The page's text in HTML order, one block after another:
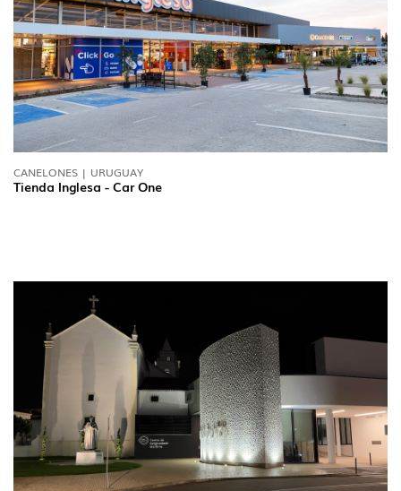
INFORMAÇÃO LEGAL
A EXPORLUX
NOTÍCIAS
CONTACTOS
DENÚNCIAS
CANELONES | URUGUAY
Tienda Inglesa - Car One